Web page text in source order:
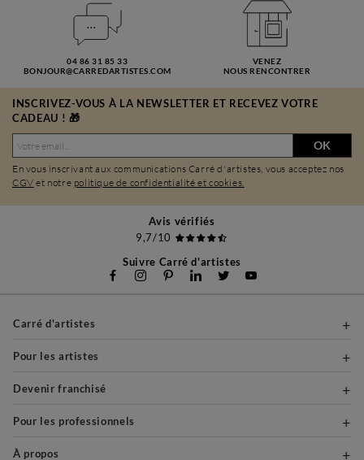
04 86 31 85 33
BONJOUR@CARREDARTISTES.COM
VENEZ
NOUS RENCONTRER
INSCRIVEZ-VOUS À LA NEWSLETTER ET RECEVEZ VOTRE
CADEAU ! 🎁
OK
En vous inscrivant aux communications Carré d'artistes, vous acceptez nos
CGV et notre politique de confidentialité et cookies.
Avis vérifiés
9,7/10
Suivre Carré d'artistes
Carré d'artistes
Pour les artistes
Devenir franchisé
Pour les professionnels
À propos